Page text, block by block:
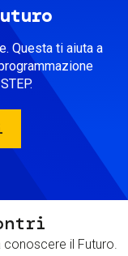
Questa ti aiuta a
conoscere il Futuro.